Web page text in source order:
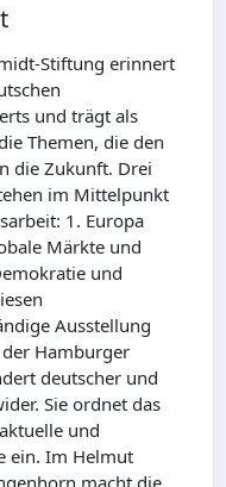
Stiftung erinnert
und trägt als
Themen, die den
die Zukunft. Drei
im Mittelpunkt
1. Europa
Märkte und
und
Ausstellung
der Hamburger
deutscher und
Sie ordnet das
und
ein. Im Helmut